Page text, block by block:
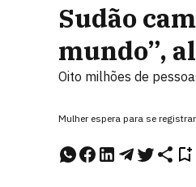
Sudão
mundo”,
Oito milhões de
Mulher espera para se